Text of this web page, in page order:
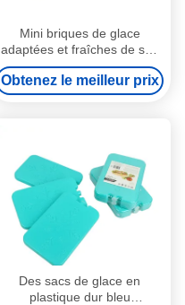
Mini briques de glace
adaptées et fraîches de sac
frais de déjeuner de briques
de glace pour le sac portatif
d'enfants
Obtenez le meilleur prix
Des sacs de glace en
plastique dur bleu